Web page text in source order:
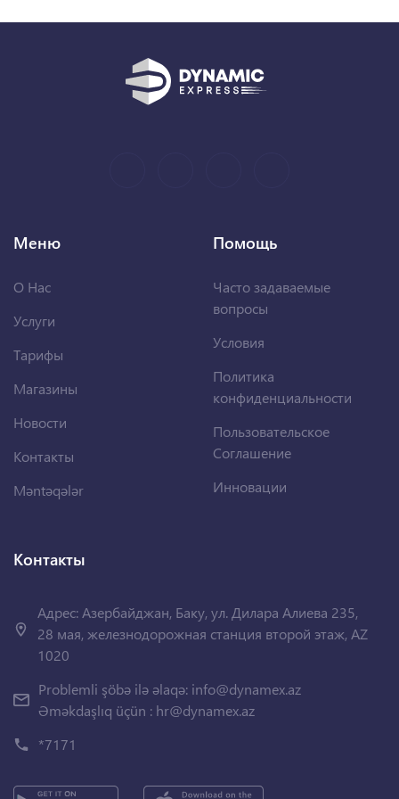
Меню
О Нас
Услуги
Тарифы
Магазины
Новости
Контакты
Məntəqələr
Помощь
Часто задаваемые
вопросы
Условия
Политика
конфиденциальности
Пользовательское
Соглашение
Инновации
Контакты
Адрес: Азербайджан, Баку, ул. Дилара Алиева 235,
28 мая, железнодорожная станция второй этаж, AZ
1020
Problemli şöbə ilə əlaqə: info@dynamex.az
Əməkdaşlıq üçün : hr@dynamex.az
*7171